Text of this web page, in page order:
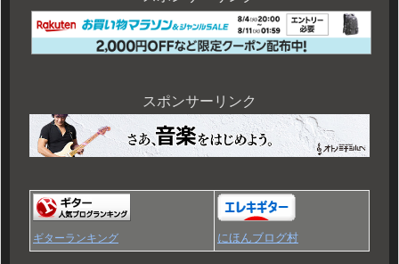
スポンサーリンク
ギターランキング にほんブログ村